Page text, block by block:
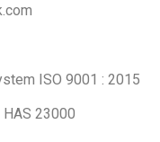
ISO 9001 : 2015
23000